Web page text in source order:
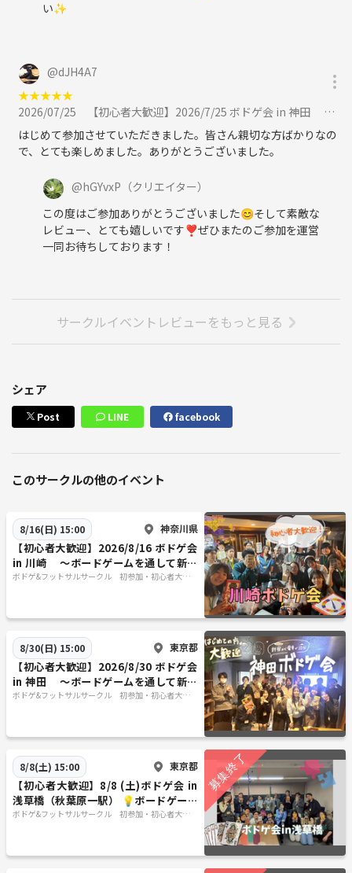
い✨
@dJH4A7
★★★★★
2026/07/25
【初心者大歓迎】2026/7/25 ボドゲ会 in 神田 〜ボードゲームを通して新しい仲間を見つけよう😆〜に参加
はじめて参加させていただきました。皆さん親切な方ばかりなの
で、とても楽しめました。ありがとうございました。
@hGYvxP （クリエイター）
この度はご参加ありがとうございました😊そして素敵な
レビュー、とても嬉しいです❣️ぜひまたのご参加を運営
一同お待ちしております！
サークルイベントレビューをもっと見る
シェア
Post LINE facebook
このサークルの他のイベント
8/16(日) 15:00 神奈川県
【初心者大歓迎】2026/8/16 ボドゲ会
in 川崎 〜ボードゲームを通して新し
い仲間を見つけよう😆〜
ボドゲ&フットサルサークル 初参加・初心者大歓
8/30(日) 15:00 東京都
【初心者大歓迎】2026/8/30 ボドゲ会
in 神田 〜ボードゲームを通して新し
い仲間を見つけよう😆〜
ボドゲ&フットサルサークル 初参加・初心者大歓
8/8(土) 15:00 東京都
【初心者大歓迎】8/8 (土)ボドゲ会 in
浅草橋（秋葉原一駅） 💡ボードゲーム
を通して新しい仲間を見つけよう💡
ボドゲ&フットサルサークル 初参加・初心者大歓